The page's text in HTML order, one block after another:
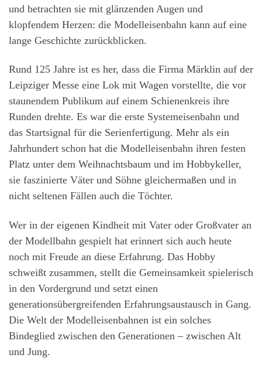
und betrachten sie mit glänzenden Augen und
klopfendem Herzen: die Modelleisenbahn kann auf eine
lange Geschichte zurückblicken.
Rund 125 Jahre ist es her, dass die Firma Märklin auf der
Leipziger Messe eine Lok mit Wagen vorstellte, die vor
staunendem Publikum auf einem Schienenkreis ihre
Runden drehte. Es war die erste Systemeisenbahn und
das Startsignal für die Serienfertigung. Mehr als ein
Jahrhundert schon hat die Modelleisenbahn ihren festen
Platz unter dem Weihnachtsbaum und im Hobbykeller,
sie faszinierte Väter und Söhne gleichermaßen und in
nicht seltenen Fällen auch die Töchter.
Wer in der eigenen Kindheit mit Vater oder Großvater an
der Modellbahn gespielt hat erinnert sich auch heute
noch mit Freude an diese Erfahrung. Das Hobby
schweißt zusammen, stellt die Gemeinsamkeit spielerisch
in den Vordergrund und setzt einen
generationsübergreifenden Erfahrungsaustausch in Gang.
Die Welt der Modelleisenbahnen ist ein solches
Bindeglied zwischen den Generationen – zwischen Alt
und Jung.